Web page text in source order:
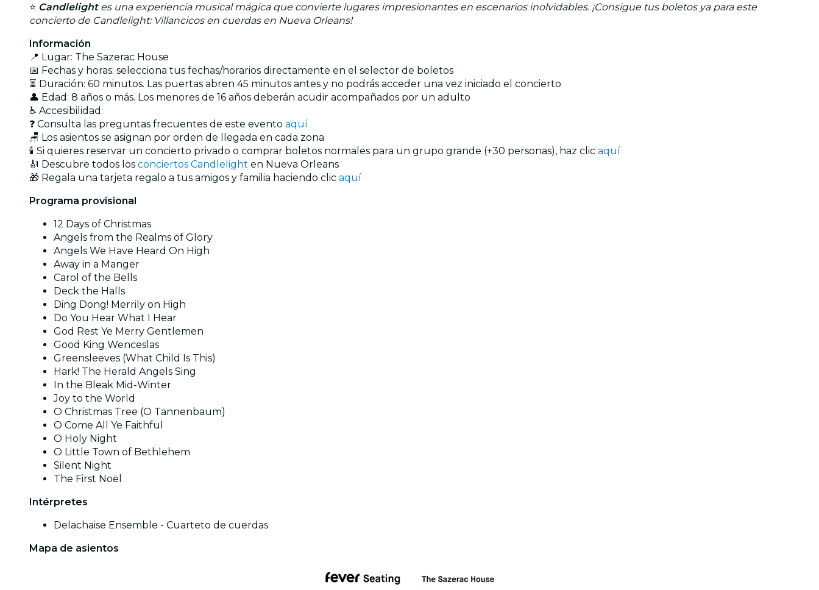
⭐ Candlelightes una experiencia musical mágica que convierte lugares impresionantes en escenarios inolvidables. ¡Consigue tus boletos ya para este
concierto de Candlelight: Villancicos en cuerdas en Nueva Orleans!
Información
📍 Lugar: The Sazerac House
📅 Fechas y horas: selecciona tus fechas/horarios directamente en el selector de boletos
⏳ Duración: 60 minutos. Las puertas abren 45 minutos antes y no podrás acceder una vez iniciado el concierto
👤 Edad: 8 años o más. Los menores de 16 años deberán acudir acompañados por un adulto
♿ Accesibilidad:
❓ Consulta las preguntas frecuentes de este evento aquí
🪑 Los asientos se asignan por orden de llegada en cada zona
🕯️ Si quieres reservar un concierto privado o comprar boletos normales para un grupo grande (+30 personas), haz clic aquí
🎻 Descubre todos los conciertos Candlelight en Nueva Orleans
🎁 Regala una tarjeta regalo a tus amigos y familia haciendo clic aquí
Programa provisional
12 Days of Christmas
Angels from the Realms of Glory
Angels We Have Heard On High
Away in a Manger
Carol of the Bells
Deck the Halls
Ding Dong! Merrily on High
Do You Hear What I Hear
God Rest Ye Merry Gentlemen
Good King Wenceslas
Greensleeves (What Child Is This)
Hark! The Herald Angels Sing
In the Bleak Mid-Winter
Joy to the World
O Christmas Tree (O Tannenbaum)
O Come All Ye Faithful
O Holy Night
O Little Town of Bethlehem
Silent Night
The First Noël
Intérpretes
Delachaise Ensemble - Cuarteto de cuerdas
Mapa de asientos